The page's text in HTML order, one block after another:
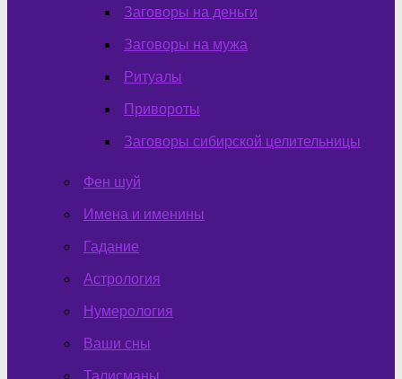
Заговоры на деньги
Заговоры на мужа
Ритуалы
Привороты
Заговоры сибирской целительницы
Фен шуй
Имена и именины
Гадание
Астрология
Нумерология
Ваши сны
Талисманы